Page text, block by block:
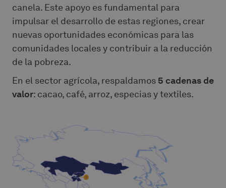
canela. Este apoyo es fundamental para
impulsar el desarrollo de estas regiones, crear
nuevas oportunidades económicas para las
comunidades locales y contribuir a la reducción
de la pobreza.
En el sector agrícola, respaldamos 5 cadenas de
valor: cacao, café, arroz, especias y textiles.